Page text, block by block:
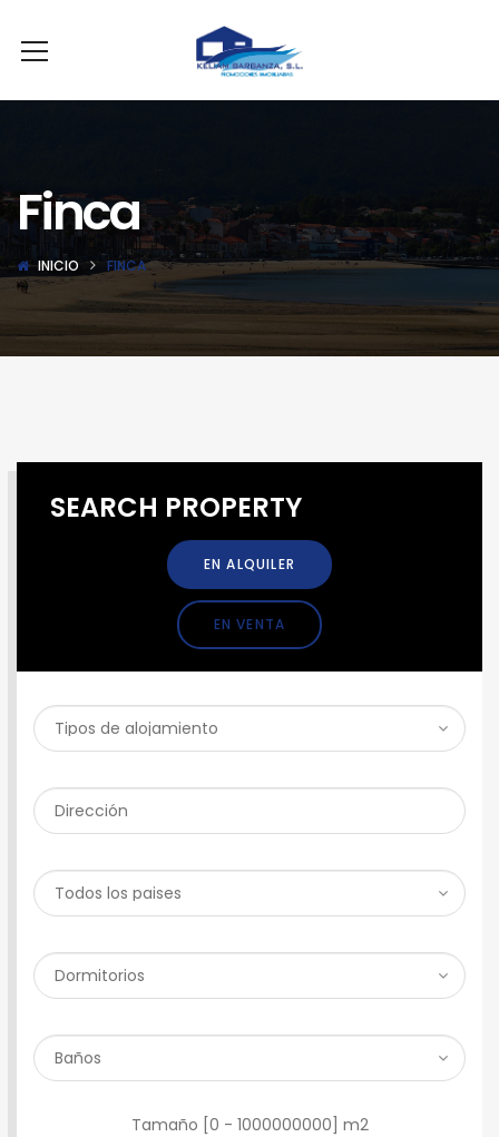
Finca
INICIO FINCA
SEARCH PROPERTY
EN ALQUILER
EN VENTA
Tamaño [ 0 - 1000000000 ] m2